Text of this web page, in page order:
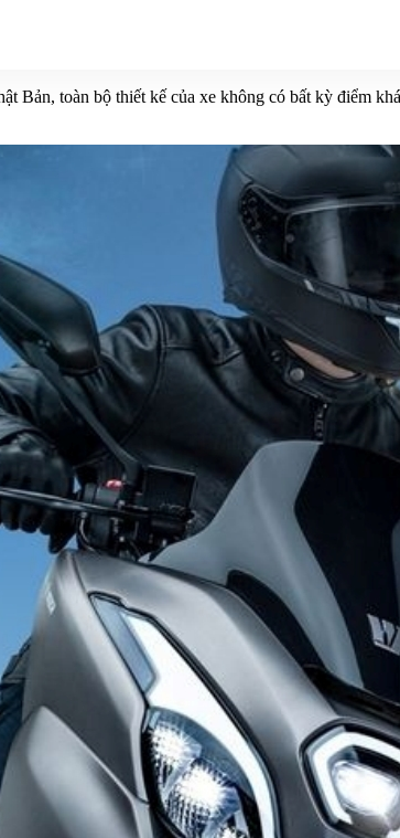
Bản, toàn bộ thiết kế của xe không có bất kỳ điểm